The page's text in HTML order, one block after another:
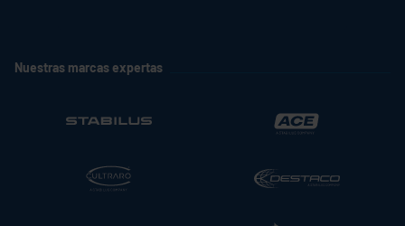
Nuestras marcas expertas